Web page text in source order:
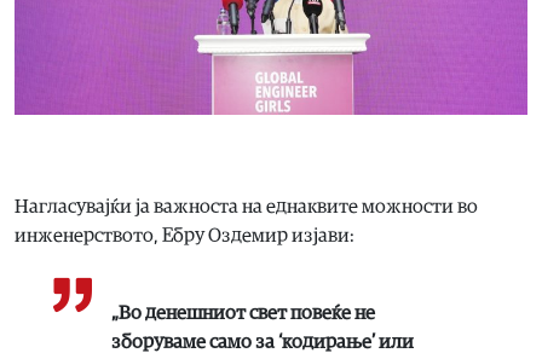
Нагласувајќи ја важноста на еднаквите можности во
инженерството, Ебру Оздемир изјави:
„Во денешниот свет повеќе не
зборуваме само за ‘кодирање’ или